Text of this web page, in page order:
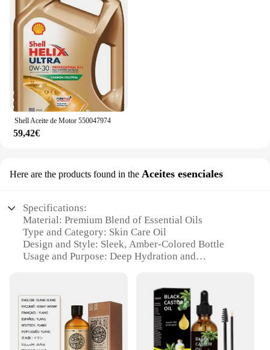
Shell Aceite de Motor 550047974
59,42€
Here are the products found in the Aceites esenciales
Specifications:
Material: Premium Blend of Essential Oils
Type and Category: Skin Care Oil
Design and Style: Sleek, Amber-Colored Bottle
Usage and Purpose: Deep Hydration and
Vitamins
Parts and Accessories: Includes Dropper for Precise
Application
Features: